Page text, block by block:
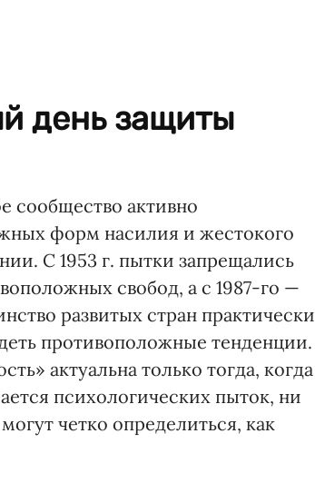
день защиты
сообщество активно
форм насилия и жестокого
С 1953 г. пытки запрещались
свобод, а с 1987-го —
развитых стран практически
противоположные тенденции.
актуальна только тогда, когда
психологических пыток, ни
четко определиться, как